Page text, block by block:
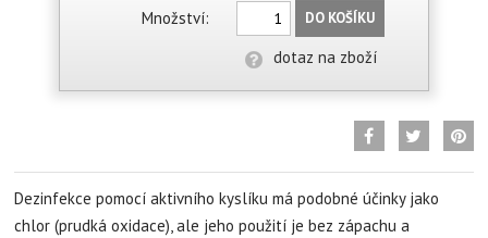
Množství:
DO KOŠÍKU
dotaz na zboží
Dezinfekce pomocí aktivního kyslíku má podobné účinky jako
chlor (prudká oxidace), ale jeho použití je bez zápachu a